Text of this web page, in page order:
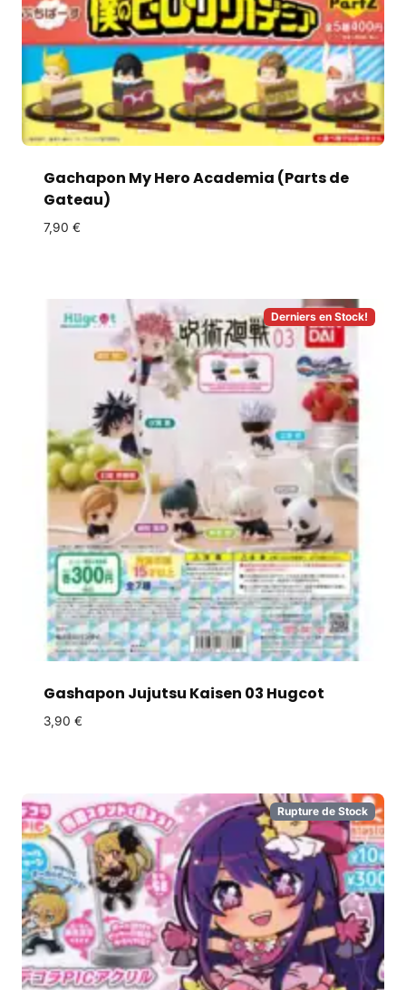
Gachapon My Hero Academia (Parts de
Gateau)
7,90 €
Derniers en Stock!
Gashapon Jujutsu Kaisen 03 Hugcot
3,90 €
Rupture de Stock